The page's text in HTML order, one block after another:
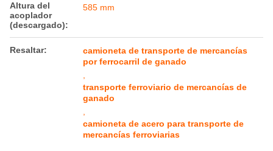
Altura del
acoplador
(descargado):
585 mm
Resaltar:
camioneta de transporte de mercancías
por ferrocarril de ganado
transporte ferroviario de mercancías de
ganado
camioneta de acero para transporte de
mercancías ferroviarias